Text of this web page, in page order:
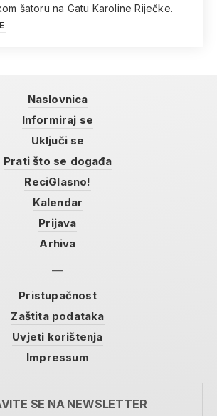
šatoru na Gatu Karoline Riječke.
Naslovnica
Informiraj se
Uključi se
Prati što se događa
ReciGlasno!
Kalendar
Prijava
Arhiva
Pristupačnost
Zaštita podataka
Uvjeti korištenja
Impressum
SE NA NEWSLETTER